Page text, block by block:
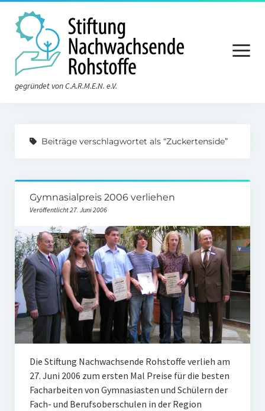
gegründet von C.A.R.M.E.N. e.V.
Menü
öffnen
Die Stiftung
Der Vorstand
Satzung
Unser Netzwerk
Unterstützen Sie uns
Datenschutz
Impressum und Disclaimer
Stipendien
Erfahrungsberichte
Beiträge verschlagwortet als “Zuckertenside”
Gymnasialpreis 2006 verliehen
Veröffentlicht 27. Juni 2006
Die Stiftung Nachwachsende Rohstoffe verlieh am
27. Juni 2006 zum ersten Mal Preise für die besten
Facharbeiten von Gymnasiasten und Schülern der
Fach- und Berufsoberschulen in der Region